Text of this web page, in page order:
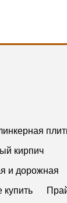
кирпич
и дорожная
купить